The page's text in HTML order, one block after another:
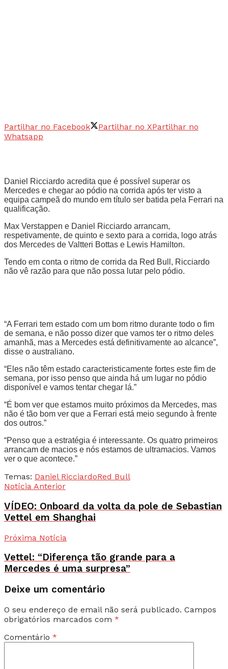
Partilhar no Facebook Partilhar no XPartilhar no
Whatsapp
Daniel Ricciardo acredita que é possível superar os
Mercedes e chegar ao pódio na corrida após ter visto a
equipa campeã do mundo em título ser batida pela Ferrari na
qualificação.
Max Verstappen e Daniel Ricciardo arrancam,
respetivamente, de quinto e sexto para a corrida, logo atrás
dos Mercedes de Valtteri Bottas e Lewis Hamilton.
Tendo em conta o ritmo de corrida da Red Bull, Ricciardo
não vê razão para que não possa lutar pelo pódio.
“A Ferrari tem estado com um bom ritmo durante todo o fim
de semana, e não posso dizer que vamos ter o ritmo deles
amanhã, mas a Mercedes está definitivamente ao alcance”,
disse o australiano.
“Eles não têm estado caracteristicamente fortes este fim de
semana, por isso penso que ainda há um lugar no pódio
disponível e vamos tentar chegar lá.”
“É bom ver que estamos muito próximos da Mercedes, mas
não é tão bom ver que a Ferrari está meio segundo à frente
dos outros.”
“Penso que a estratégia é interessante. Os quatro primeiros
arrancam de macios e nós estamos de ultramacios. Vamos
ver o que acontece.”
Temas: Daniel RicciardoRed Bull
Notícia Anterior
VÍDEO: Onboard da volta da pole de Sebastian
Vettel em Shanghai
Próxima Notícia
Vettel: “Diferença tão grande para a
Mercedes é uma surpresa”
Deixe um comentário
O seu endereço de email não será publicado. Campos
obrigatórios marcados com *
Comentário *